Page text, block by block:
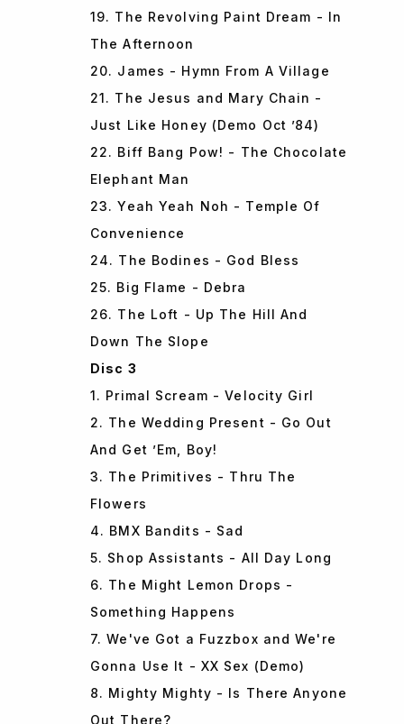
19. The Revolving Paint Dream - In
The Afternoon
20. James - Hymn From A Village
21. The Jesus and Mary Chain -
Just Like Honey (Demo Oct ’84)
22. Biff Bang Pow! - The Chocolate
Elephant Man
23. Yeah Yeah Noh - Temple Of
Convenience
24. The Bodines - God Bless
25. Big Flame - Debra
26. The Loft - Up The Hill And
Down The Slope
Disc 3
1. Primal Scream - Velocity Girl
2. The Wedding Present - Go Out
And Get ’Em, Boy!
3. The Primitives - Thru The
Flowers
4. BMX Bandits - Sad
5. Shop Assistants - All Day Long
6. The Might Lemon Drops -
Something Happens
7. We've Got a Fuzzbox and We're
Gonna Use It - XX Sex (Demo)
8. Mighty Mighty - Is There Anyone
Out There?